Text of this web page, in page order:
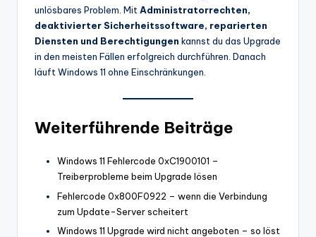
unlösbares Problem. MitAdministratorrechten,
deaktivierter Sicherheitssoftware, reparierten
Diensten und Berechtigungen kannst du das Upgrade
in den meisten Fällen erfolgreich durchführen. Danach
läuft Windows 11 ohne Einschränkungen.
Weiterführende Beiträge
Windows 11 Fehlercode 0xC1900101 –
Treiberprobleme beim Upgrade lösen
Fehlercode 0x800F0922 – wenn die Verbindung
zum Update-Server scheitert
Windows 11 Upgrade wird nicht angeboten – so löst